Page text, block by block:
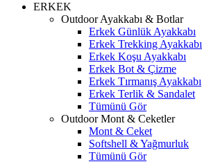
ERKEK
Outdoor Ayakkabı & Botlar
Erkek Günlük Ayakkabı
Erkek Trekking Ayakkabı
Erkek Koşu Ayakkabı
Erkek Bot & Çizme
Erkek Tırmanış Ayakkabı
Erkek Terlik & Sandalet
Tümünü Gör
Outdoor Mont & Ceketler
Mont & Ceket
Softshell & Yağmurluk
Tümünü Gör